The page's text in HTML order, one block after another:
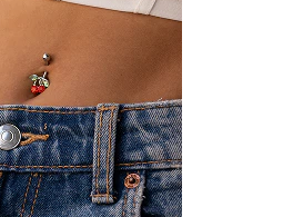
a retiazkami